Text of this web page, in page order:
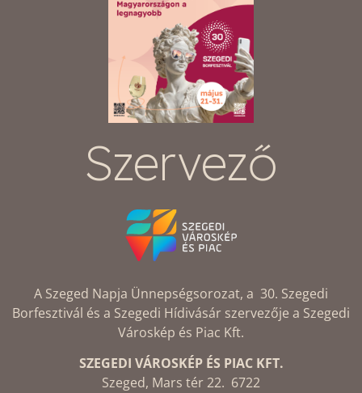
Szervező
A Szeged Napja Ünnepségsorozat, a 30. Szegedi
Borfesztivál és a Szegedi Hídivásár szervezője a Szegedi
Városkép és Piac Kft.
SZEGEDI VÁROSKÉP ÉS PIAC KFT.
Szeged, Mars tér 22. 6722